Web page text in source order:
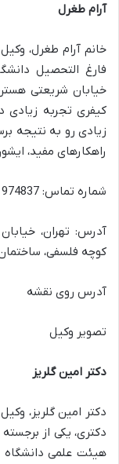
آرام طغرل
فارغ التحصیل
خیابان شریعتی
کیفری تجربه
زیادی رو به نتیجه
راهکارهای مفید،
شماره تماس: 09121974837
آدرس: تهران،
کوچه فلسفی،
آدرس روی نقشه
تصویر وکیل
دکتر امین گلریز
دکتر امین گلریز،
دکتری، یکی از
هیئت علمی